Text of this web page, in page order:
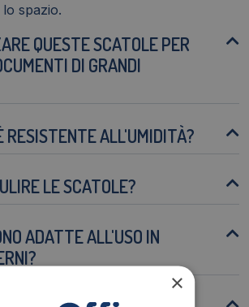
spazio.
QUESTE SCATOLE PER
DI GRANDI
RESISTENTE ALL'UMIDITÀ?
LE SCATOLE?
ADATTE ALL'USO IN
×